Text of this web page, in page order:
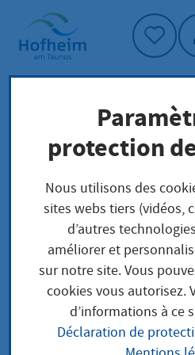
Accueil"
Page d'accueil
Protection du climat et
Forêts
Vivre la forêt
Vivre la
De nombreuses
protection
Nous utilisons des
sites webs tiers (vidéos,
d’autres
améliorer et
sur notre site. Vous
cookies vous autorisez.
d’informations à ce
Déclaration de